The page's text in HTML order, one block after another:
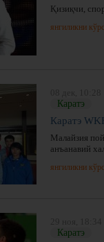
Қизиқчи,
янгиликни
Каратэ
Каратэ
Малайзия
анъанавий
янгиликни
Каратэ